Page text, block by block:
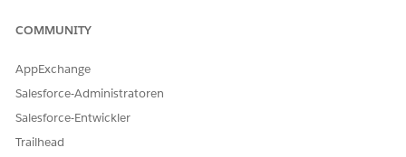
COMMUNITY
AppExchange
Salesforce-Administratoren
Salesforce-Entwickler
Trailhead